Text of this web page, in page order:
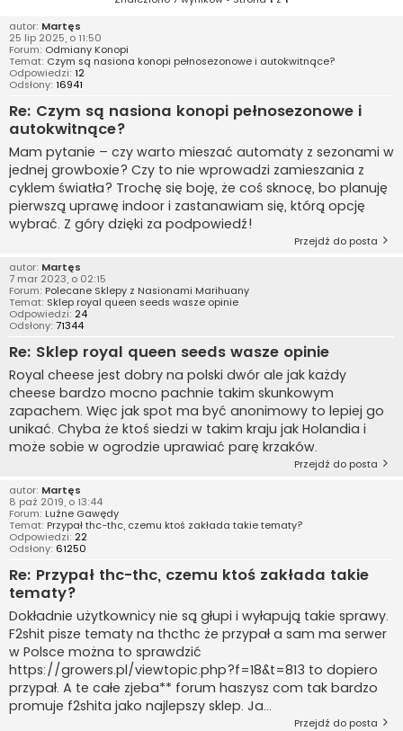
autor: Martęs
25 lip 2025, o 11:50
Forum: Odmiany Konopi
Temat: Czym są nasiona konopi pełnosezonowe i autokwitnące?
Odpowiedzi: 12
Odsłony: 16941
Re: Czym są nasiona konopi pełnosezonowe i
autokwitnące?
Mam pytanie – czy warto mieszać automaty z sezonami w
jednej growboxie? Czy to nie wprowadzi zamieszania z
cyklem światła? Trochę się boję, że coś sknocę, bo planuję
pierwszą uprawę indoor i zastanawiam się, którą opcję
wybrać. Z góry dzięki za podpowiedź!
Przejdź do posta
autor: Martęs
7 mar 2023, o 02:15
Forum: Polecane Sklepy z Nasionami Marihuany
Temat: Sklep royal queen seeds wasze opinie
Odpowiedzi: 24
Odsłony: 71344
Re: Sklep royal queen seeds wasze opinie
Royal cheese jest dobry na polski dwór ale jak każdy
cheese bardzo mocno pachnie takim skunkowym
zapachem. Więc jak spot ma być anonimowy to lepiej go
unikać. Chyba że ktoś siedzi w takim kraju jak Holandia i
może sobie w ogrodzie uprawiać parę krzaków.
Przejdź do posta
autor: Martęs
8 paź 2019, o 13:44
Forum: Luźne Gawędy
Temat: Przypał thc-thc, czemu ktoś zakłada takie tematy?
Odpowiedzi: 22
Odsłony: 61250
Re: Przypał thc-thc, czemu ktoś zakłada takie
tematy?
Dokładnie użytkownicy nie są głupi i wyłapują takie sprawy.
F2shit pisze tematy na thcthc że przypał a sam ma serwer
w Polsce można to sprawdzić
https://growers.pl/viewtopic.php?f=18&t=813 to dopiero
przypał. A te całe zjeba** forum haszysz com tak bardzo
promuje f2shita jako najlepszy sklep. Ja...
Przejdź do posta